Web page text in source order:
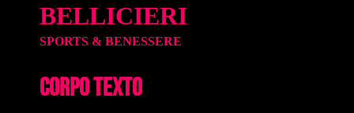
BELLICIERI
SPORTS & BENESSERE
CORPO TEXTO